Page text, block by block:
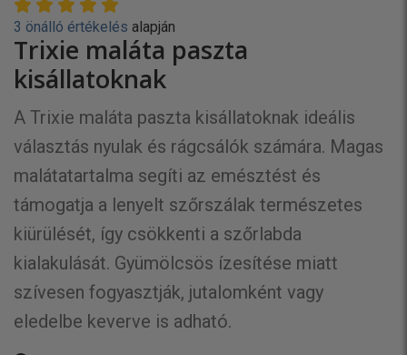
3 önálló értékelés alapján
Trixie maláta paszta
kisállatoknak
A Trixie maláta paszta kisállatoknak ideális
választás nyulak és rágcsálók számára. Magas
malátatartalma segíti az emésztést és
támogatja a lenyelt szőrszálak természetes
kiürülését, így csökkenti a szőrlabda
kialakulását. Gyümölcsös ízesítése miatt
szívesen fogyasztják, jutalomként vagy
eledelbe keverve is adható.